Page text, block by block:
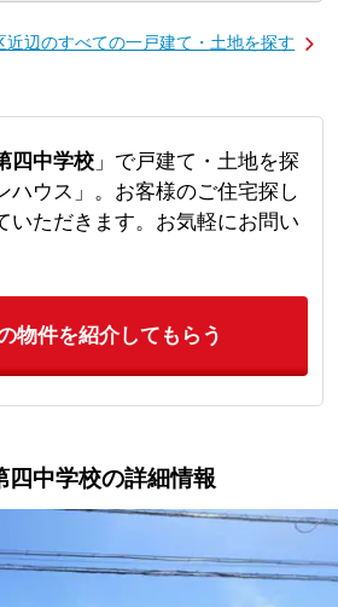
近辺のすべての一戸建て・土地を探す
四中学校」で戸建て・土地を探
ハウス」。お客様のご住宅探し
いただきます。お気軽にお問い
物件を紹介してもらう
四中学校の詳細情報